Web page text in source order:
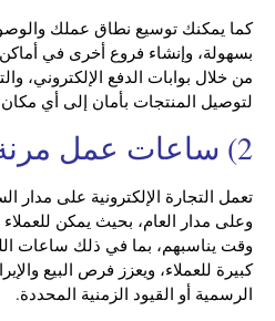
كما يمكنك توسيع نطاق عملك
بسهولة، وإنشاء فروع أخرى في
من خلال بوابات الدفع الإلكتروني،
لتوصيل المنتجات بأمان إلى أي
2) ساعات عمل مرنة
تعمل التجارة الإلكترونية على مدار
وعلى مدار العام، بحيث يمكن
وقت يناسبهم، بما في ذلك ساعات
كبيرة للعملاء، ويعزز فرص البيع
الرسمية أو القيود الزمنية المحددة.